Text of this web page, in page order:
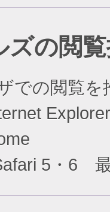
ズの閲
での閲覧を
5・6